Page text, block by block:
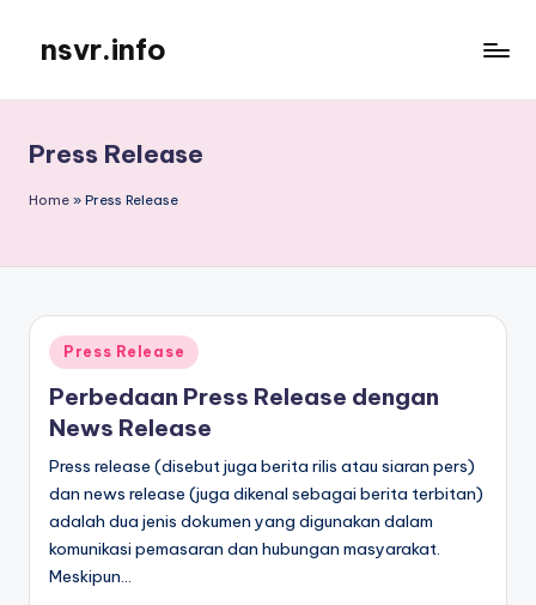
content
nsvr.info
Tersaji
Dengan
Baik
Press Release
Home » Press Release
Posted
in
Press Release
Perbedaan Press Release dengan
News Release
Press release (disebut juga berita rilis atau siaran pers)
dan news release (juga dikenal sebagai berita terbitan)
adalah dua jenis dokumen yang digunakan dalam
komunikasi pemasaran dan hubungan masyarakat.
Meskipun…